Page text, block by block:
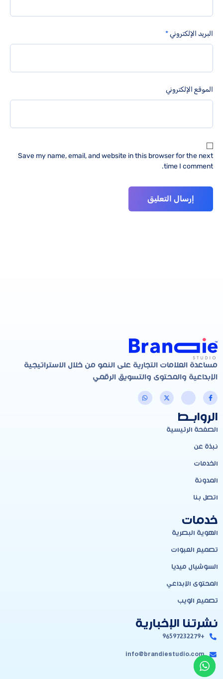
البريد الإلكتروني*
الموقع الإلكتروني
Save my name, email, and website in this browser for the next
time I comment.
مساعدة العلامات التجارية على النمو من خلال الاستراتيجية
الإبداعية والمحتوى والتسويق الرقمي
الروابـط
الصفحة الرئيسية
نبذة عن
الخدمات
المدونة
اتصل بنا
خدمات
الهوية البصرية
تصميم العبوات
السوشيال ميديا
المحتوى الإبداعي
تصميم الويب
نشرتنا الإخبارية
+96597232279
info@brandiestudio.com